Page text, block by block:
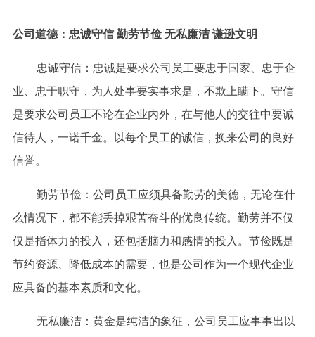
公司道德： 忠诚守信 勤劳节俭 无私廉洁 谦逊文明
忠诚守信：忠诚是要求公司员工要忠于国家、忠于企
业、忠于职守，为人处事要实事求是，不欺上瞒下。守信
是要求公司员工不论在企业内外，在与他人的交往中要诚
信待人，一诺千金。以每个员工的诚信，换来公司的良好
信誉。
勤劳节俭：公司员工应须具备勤劳的美德，无论在什
么情况下，都不能丢掉艰苦奋斗的优良传统。勤劳并不仅
仅是指体力的投入，还包括脑力和感情的投入。节俭既是
节约资源、降低成本的需要，也是公司作为一个现代企业
应具备的基本素质和文化。
无私廉洁：黄金是纯洁的象征，公司员工应事事出以